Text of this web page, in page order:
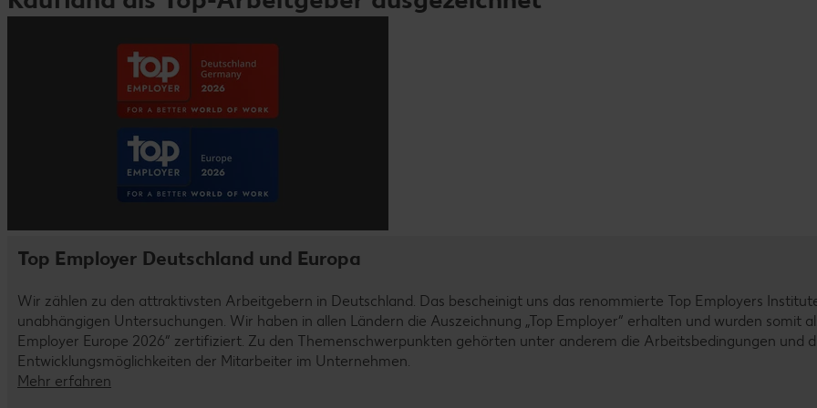
Top Employer Deutschland und Europa
Wir zählen zu den attraktivsten Arbeitgebern in Deutschland. Das bescheinigt uns das renommierte Top Employers
unabhängigen Untersuchungen. Wir haben in allen Ländern die Auszeichnung „Top Employer“ erhalten und wurden somit
Employer Europe 2026“ zertifiziert. Zu den Themenschwerpunkten gehörten unter anderem die Arbeitsbedingungen und
Entwicklungsmöglichkeiten der Mitarbeiter im Unternehmen.
Mehr erfahren